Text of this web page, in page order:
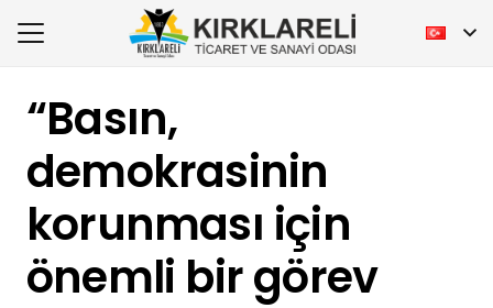
“Basın,
demokrasinin
korunması için
önemli bir görev